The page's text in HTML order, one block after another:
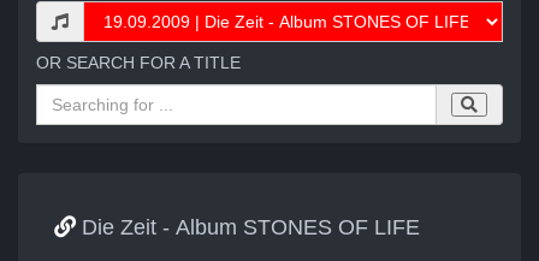
OR SEARCH FOR A TITLE
Die Zeit - Album STONES OF LIFE